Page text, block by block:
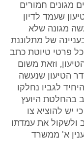
מגונים חמורים
שעמד לדיון
מגונה שלא
של מתלוננת
כל פרטי טיוטת כתב
וזאת משום
הטיעון שנעשה
לגביו נחלקו
בהחלטת היועץ
יש להוציא צו
ולשקול את עמדתו
א' ממשרד